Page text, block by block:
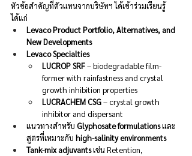
หัวข้อสำคัญที่ตัวแทนจากบริษัทฯ ได้เข้าร่วมเรียนรู้
ได้แก่
Levaco Product Portfolio, Alternatives, and
New Developments
Levaco Specialties
LUCROP SRF – biodegradable film-
former with rainfastness and crystal
growth inhibition properties
LUCRACHEM CSG – crystal growth
inhibitor and dispersant
แนวทางสำหรับ Glyphosate formulations และ
สูตรที่เหมาะกับ high-salinity environments
Tank-mix adjuvants เช่น Retention,